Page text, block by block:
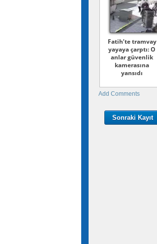
Fatih’te tramvay
yayaya çarptı: O
anlar güvenlik
kamerasına
yansıdı
Add Comments
Sonraki Kayıt